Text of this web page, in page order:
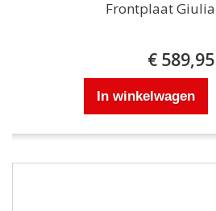
Frontplaat
€ 589,95
In winkelwagen